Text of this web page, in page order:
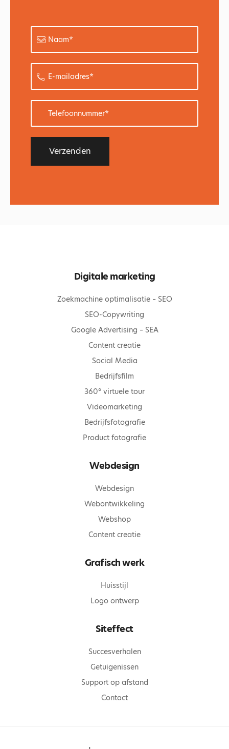
mailadres *
Digitale marketing
Zoekmachine optimalisatie – SEO
SEO-Copywriting
Google Advertising – SEA
Content creatie
Social Media
Bedrijfsfilm
360° virtuele tour
Videomarketing
Bedrijfsfotografie
Product fotografie
Webdesign
Webdesign
Webontwikkeling
Webshop
Content creatie
Grafisch werk
Huisstijl
Logo ontwerp
Siteffect
Succesverhalen
Getuigenissen
Support op afstand
Contact